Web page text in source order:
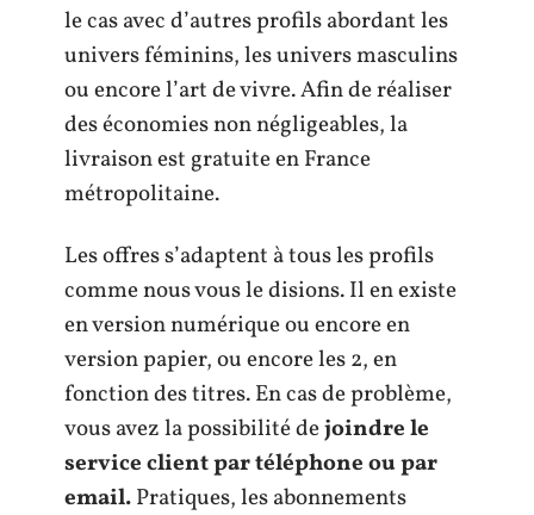
le cas avec d’autres profils abordant les
univers féminins, les univers masculins
ou encore l’art de vivre. Afin de réaliser
des économies non négligeables, la
livraison est gratuite en France
métropolitaine.
Les offres s’adaptent à tous les profils
comme nous vous le disions. Il en existe
en version numérique ou encore en
version papier, ou encore les 2, en
fonction des titres. En cas de problème,
vous avez la possibilité dejoindre le
service client par téléphone ou par
email.Pratiques, les abonnements